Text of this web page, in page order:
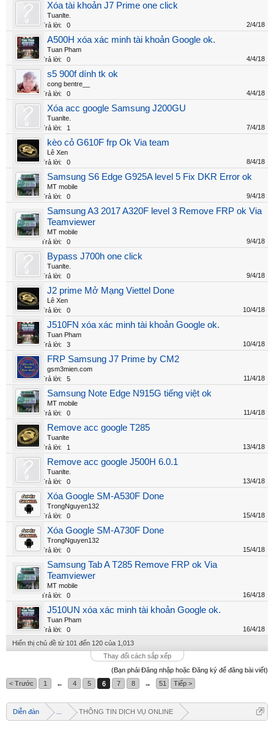
Xóa tài khoản J7 Prime one click
Tuanlte.
Trả lời:
0 2/4/18
A500H xóa xác minh tài khoản Google ok.
Tuan Pham
Trả lời:
0 4/4/18
s5 900f dính tk ok
cong bentre__
Trả lời:
0 4/4/18
Xóa acc google Samsung J200GU
Tuanlte.
Trả lời:
1 7/4/18
kèo cỏ G610F frp Ok Via team
Lê Xen
Trả lời:
0 8/4/18
Samsung S6 Edge G925A level 5 Fix DKR Error ok
MT mobile
Trả lời:
0 9/4/18
Samsung A3 2017 A320F level 3 Remove FRP ok Via
Teamviewer
MT mobile
Trả lời:
0 9/4/18
Bypass J700h one click
Tuanlte.
Trả lời:
0 9/4/18
J2 prime Mở Mạng Viettel Done
Lê Xen
Trả lời:
0 10/4/18
J510FN xóa xác minh tài khoản Google ok.
Tuan Pham
Trả lời:
3 10/4/18
FRP Samsung J7 Prime by CM2
gsm3mien.com
Trả lời:
5 11/4/18
Samsung Note Edge N915G tiếng việt ok
MT mobile
Trả lời:
0 11/4/18
Remove acc google T285
Tuanlte
Trả lời:
1 13/4/18
Remove acc google J500H 6.0.1
Tuanlte.
Trả lời:
0 13/4/18
Xóa Google SM-A530F Done
TrongNguyen132
Trả lời:
0 15/4/18
Xóa Google SM-A730F Done
TrongNguyen132
Trả lời:
0 15/4/18
Samsung Tab A T285 Remove FRP ok Via
Teamviewer
MT mobile
Trả lời:
0 16/4/18
J510UN xóa xác minh tài khoản Google ok.
Tuan Pham
Trả lời:
0
16/4/18
Hiển thị chủ đề từ 101 đến 120 của 1,013
Thay đổi cách sắp xếp
(Bạn phải Đăng nhập hoặc Đăng ký để đăng bài viết)
< Trước
1 ← 4 5 6 7 8 → 51 Tiếp >
Diễn đàn THÔNG TIN DỊCH VỤ ONLINE